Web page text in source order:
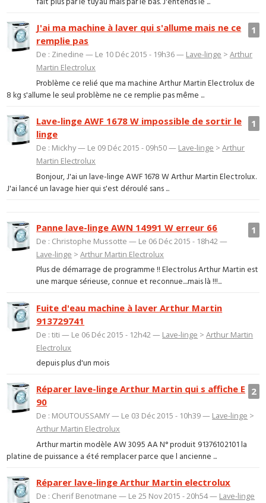
1
J'ai ma machine à laver qui s'allume mais ne ce
remplie pas
De : Zinedine — Le 10 Déc 2015 - 19h36 — Lave-linge >Arthur
Martin Electrolux
Problème ce relié que ma machine Arthur Martin Electrolux de
8 kg s'allume le seul problème ne ce remplie pas même ...
1
Lave-linge AWF 1678 W impossible de sortir le
linge
De : Mickhy — Le 09 Déc 2015 - 09h50 — Lave-linge >Arthur
Martin Electrolux
Bonjour, J'ai un lave-linge AWF 1678 W Arthur Martin Electrolux.
J'ai lancé un lavage hier qui s'est déroulé sans ...
1
Panne lave-linge AWN 14991 W erreur 66
De : Christophe Mussotte — Le 06 Déc 2015 - 18h42 —
Lave-linge >Arthur Martin Electrolux
Plus de démarrage de programme !! Electrolus Arthur Martin est
une marque sérieuse, connue et reconnue....mais là !!!...
Fuite d'eau machine à laver Arthur Martin
913729741
De : titi — Le 06 Déc 2015 - 12h42 — Lave-linge >Arthur Martin
Electrolux
depuis plus d'un mois
2
Réparer lave-linge Arthur Martin qui s affiche E
90
De : MOUTOUSSAMY — Le 03 Déc 2015 - 10h39 — Lave-linge >
Arthur Martin Electrolux
Arthur martin modèle AW 3095 AA N° produit 91376102101 la
platine de puissance a été remplacer parce que l ancienne ...
Réparer lave-linge Arthur Martin electrolux
De : Cherif Benotmane — Le 25 Nov 2015 - 20h54 — Lave-linge